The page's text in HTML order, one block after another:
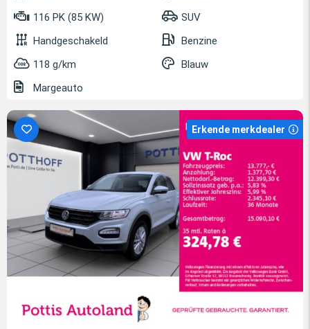
116 PK (85 KW)
SUV
Handgeschakeld
Benzine
118 g/km
Blauw
Margeauto
Erkende merkdealer